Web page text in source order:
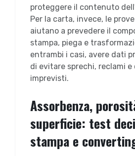
proteggere il contenuto
Per la carta, invece, le
aiutano a prevedere il
stampa, piega e
entrambi i casi, avere dati
di evitare sprechi, reclami e
imprevisti.
Assorbenza,
superficie: test
stampa e